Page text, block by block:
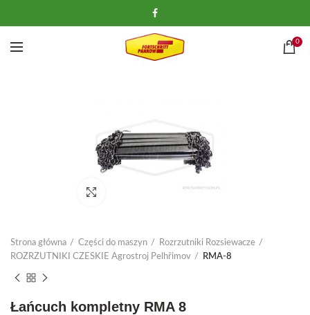
0
Kliknij, aby powiększyć
Strona główna Części do maszyn
Rozrzutniki Rozsiewacze
ROZRZUTNIKI CZESKIE Agrostroj Pelhřimov
RMA-8
Łańcuch kompletny RMA 8